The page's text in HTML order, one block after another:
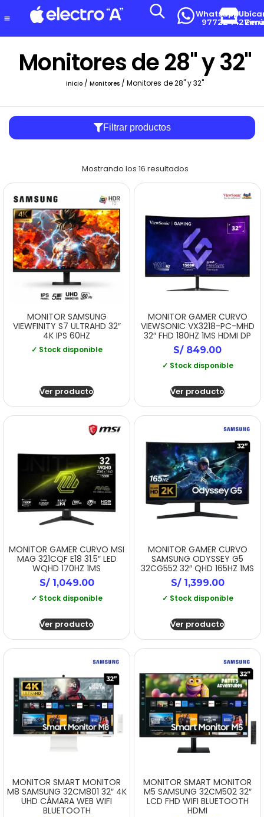
Whatsapp
977224427Lima-Perú
Monitores de 28" y 32"
Inicio / Monitores / Monitores de 28" y 32"
Filtrar productos
Mostrando los 16 resultados
MONITOR SAMSUNG
VIEWFINITY S7 ULTRAHD 32″
4K IPS 60HZ
✓ Stock disponible
Ver producto
MONITOR GAMER CURVO
VIEWSONIC VX3218-PC-MHD
32″ FHD 180HZ 1MS HDMI DP
S/849.00
✓ Stock disponible
Ver producto
MONITOR GAMER CURVO MSI
MAG 321CQF E18 31.5″ LED
WQHD 170HZ 1MS
S/1,049.00
✓ Stock disponible
Ver producto
MONITOR GAMER CURVO
SAMSUNG ODYSSEY G5
32CG552 32″ QHD 165HZ 1MS
S/1,399.00
✓ Stock disponible
Ver producto
MONITOR SMART MONITOR
M8 SAMSUNG 32CM801 32″ 4K
UHD CÁMARA WEB WIFI
BLUETOOTH
MONITOR SMART MONITOR
M5 SAMSUNG 32CM502 32″
LCD FHD WIFI BLUETOOTH
HDMI